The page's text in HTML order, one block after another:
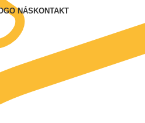
O NÁS KONTAKT